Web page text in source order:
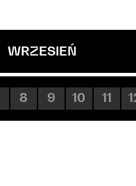
WRZESIEŃ
8 9 10 11